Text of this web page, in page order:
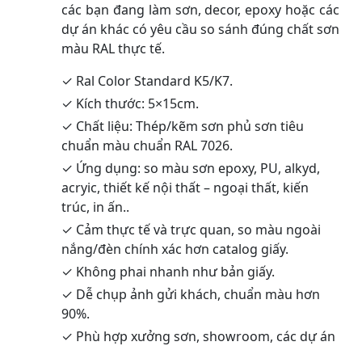
các bạn đang làm sơn, decor, epoxy hoặc các
dự án khác có yêu cầu so sánh đúng chất sơn
màu RAL thực tế.
✓ Ral Color Standard K5/K7.
✓ Kích thước: 5×15cm.
✓ Chất liệu: Thép/kẽm sơn phủ sơn tiêu
chuẩn màu chuẩn RAL 7026.
✓ Ứng dụng: so màu sơn epoxy, PU, alkyd,
acryic, thiết kế nội thất – ngoại thất, kiến
trúc, in ấn..
✓ Cảm thực tế và trực quan, so màu ngoài
nắng/đèn chính xác hơn catalog giấy.
✓ Không phai nhanh như bản giấy.
✓ Dễ chụp ảnh gửi khách, chuẩn màu hơn
90%.
✓ Phù hợp xưởng sơn, showroom, các dự án